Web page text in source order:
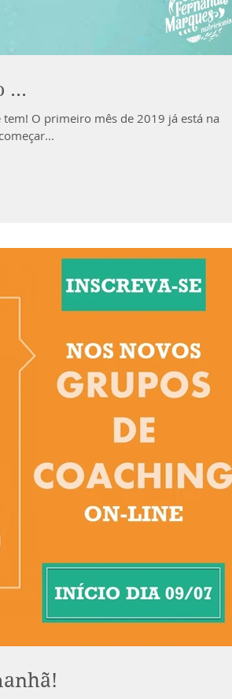
...
O primeiro mês de 2019 já está na